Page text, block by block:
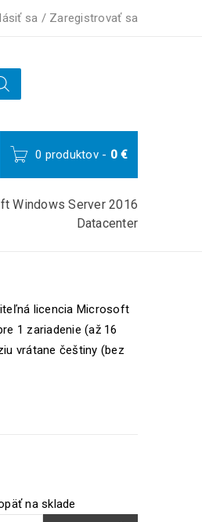
sa / Zaregistrovať sa
0 produktov - 0€
Windows Server 2016
Datacenter
licencia Microsoft
1 zariadenie (až 16
vrátane češtiny (bez
na sklade